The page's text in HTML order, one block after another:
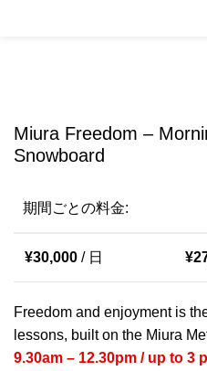
Miura Freedom –
Snowboard
期間ごとの料金:
¥30,000 / 日 ¥
Freedom and enjoyment is
lessons, built on the Miura
9.30am – 12.30pm / up to 3